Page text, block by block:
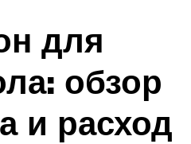
для
обзор
и расход